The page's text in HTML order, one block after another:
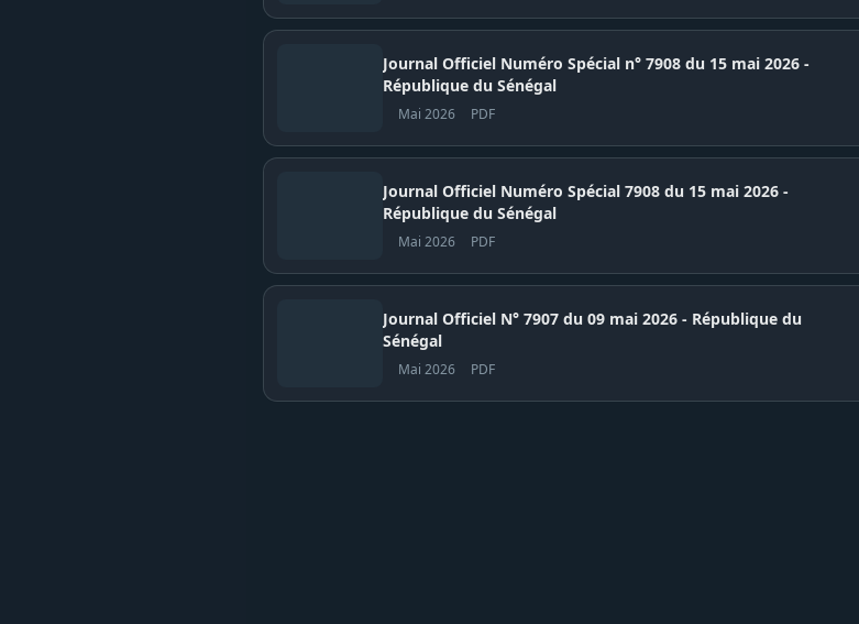
Journal Officiel Numéro Spécial n° 7908 du 15 mai 2026 -
République du Sénégal
Mai 2026 PDF
Journal Officiel Numéro Spécial 7908 du 15 mai 2026 -
République du Sénégal
Mai 2026 PDF
Journal Officiel N° 7907 du 09 mai 2026 - République du
Sénégal
Mai 2026 PDF